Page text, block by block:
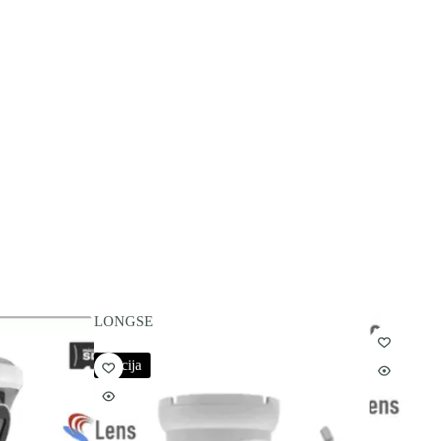
LONGSE
Akcija